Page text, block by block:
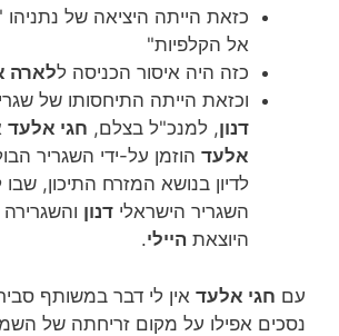
כזאת הייתה היציאה של נתניהו
אל הקלפיות"
כזה היה איסור הכניסה ללארה
וכזאת הייתה התיחסותו של
דנון, למנכ"ל בצלם, חגי אלעד
אלעד הוזמן על-ידי השגריר
לדיון בנושא המזרח התיכון,
השגריר הישראלי דנון
היוצאת היילי.
עם חגי אלעד אין לי דבר במשותף
נסכים אפילו על מקום זריחתה של